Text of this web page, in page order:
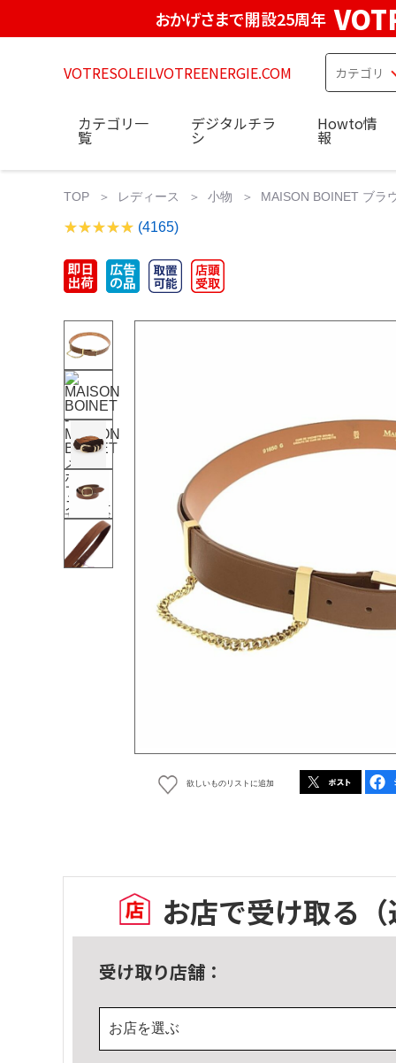
おかげさまで開設25周年
VOTRESOLEILVOTREENERGIE.COM
カテゴリ一
覧
デジタルチラ
シ
Howto情
報
TOP レディース 小物 MAISON BOINET ブラ
(4165)
欲しいものリストに追加
お店で受け取る
受け取り店舗：
お店を選ぶ